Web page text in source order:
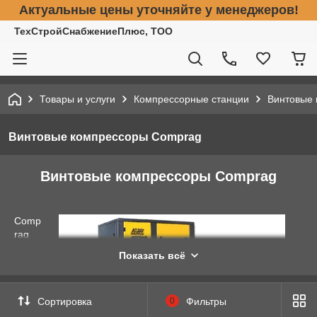
Актуальные цены уточняйте у менеджеров!
ТехСтройСнабжениеПлюс, ТОО
Товары и услуги Компрессорные станции Винтовые
Винтовые компрессоры Comprag
Винтовые компрессоры Comprag
Comp
rag
комп
Показать всё
Сортировка 0 Фильтры